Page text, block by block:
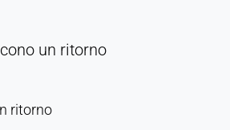
un ritorno
ritorno